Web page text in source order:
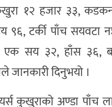
१२ हजार ३३,
टर्की पाँच सयवटा
सय ३२, हाँस ३६,
जानकारी दिनुभयो ।
कुखुराको अण्डा पाँच